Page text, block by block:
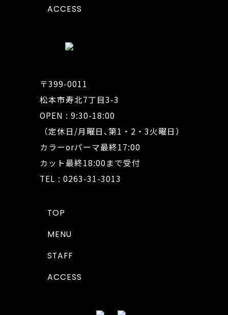
ACCESS
〒399-0011
松本市寿北7丁目3-3
OPEN : 9:30-18:00
（定休日/月曜日､第1・2・3火曜日）
カラーorパーマ最終17:00
カット最終18:00まで受付
TEL : 0263-31-3013
TOP
MENU
STAFF
ACCESS